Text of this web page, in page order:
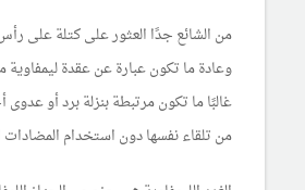
من الشائع جدًا العثور على كتلة على
وعادة ما تكون عبارة عن عقدة
غالبًا ما تكون مرتبطة بنزلة برد أو
من تلقاء نفسها دون استخدام المضادات